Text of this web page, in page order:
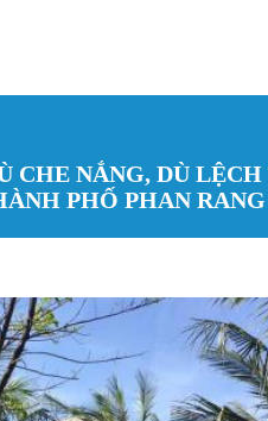
CHE NẮNG, DÙ
PHỐ PHAN